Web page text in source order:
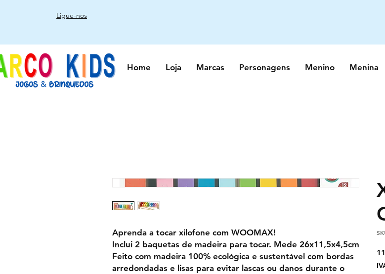
Ligue-nos
Home Loja Marcas Personagens Menino Menina
Aprenda a tocar xilofone com WOOMAX!
Inclui 2 baquetas de madeira para tocar. Mede 26x11,5x4,5cm
Feito com madeira 100% ecológica e sustentável com bordas
arredondadas e lisas para evitar lascas ou danos durante o